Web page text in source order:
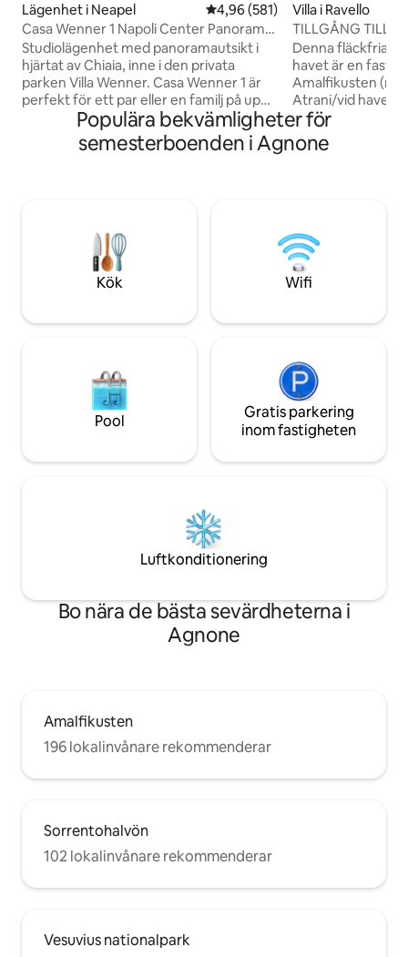
Lägenhet i Neapel 4,96 av 5 i genomsnittligt
4,96 (581)
Casa Wenner 1 Napoli Center Panorama
Chiaia
Studiolägenhet med panoramautsikt i
hjärtat av Chiaia, inne i den privata
parken Villa Wenner. Casa Wenner 1 är
perfekt för ett par eller en familj på upp
till fyra personer och kombinerar det
som är sällsynt att hitta tillsammans i
Neapel: ett centralt läge, tystnad,
Chiaia-tunnelbanan, linbanan och hissen
gör det enkelt att ta sig till den historiska
stadskärnan, Vomero, öarna och de
arkeologiska platserna.
Villa i Ravello
TILLGÅNG TILL
PARKERING ☀️
Denna fläckfria
havet är en
Amalfikusten
Atrani/vid havet)
och direkt tillgång till
3 gäster.
sanitet. Avstånd: Ravello (3 km) Amalfi
(1,5 km) Atrani (1
Minori (2,5 km)
Populära bekvämligheter för
semesterboenden i Agnone
Kök Wifi
Pool
Gratis parkering
inom fastigheten
Luftkonditionering
Bo nära de bästa sevärdheterna i
Agnone
Amalfikusten
196 lokalinvånare rekommenderar
Sorrentohalvön
102 lokalinvånare rekommenderar
Vesuvius nationalpark